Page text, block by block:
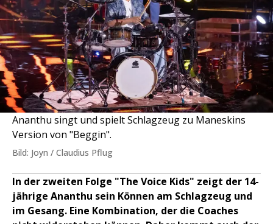
Ananthu singt und spielt Schlagzeug zu Maneskins
Version von "Beggin".
Bild: Joyn / Claudius Pflug
In der zweiten Folge "The Voice Kids" zeigt der 14-
jährige Ananthu sein Können am Schlagzeug und
im Gesang. Eine Kombination, der die Coaches